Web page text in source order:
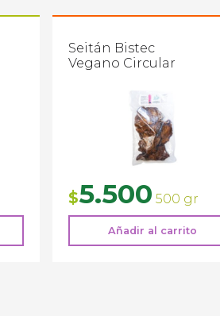
Seitán Bistec
Vegano Circular
$5.500 500 gr
Añadir al carrito